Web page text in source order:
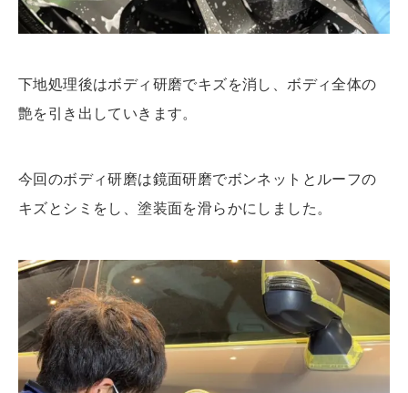
下地処理後はボディ研磨でキズを消し、ボディ全体の
艶を引き出していきます。
今回のボディ研磨は鏡面研磨でボンネットとルーフの
キズとシミをし、塗装面を滑らかにしました。